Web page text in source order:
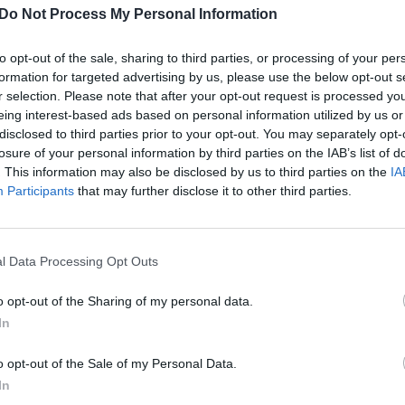
Do Not Process My Personal Information
opt-out of the sale, sharing to third parties, or processing of your
for targeted advertising by us, please use the below opt-out
selection. Please note that after your opt-out request is processed
interest-based ads based on personal information utilized by us
to third parties prior to your opt-out. You may separately
of your personal information by third parties on the IAB’s list of
This information may also be disclosed by us to third parties on the
Participants that may further disclose it to other third parties.
Data Processing Opt Outs
opt-out of the Sharing of my personal data.
opt-out of the Sale of my Personal Data.
metu Italijos užsienio reikalų ministras Antonio
kibernetinę ataką, nukreiptą prieš šią
operacija buvo ruošiama. Kibernetinis
darbu“, – teigė ministras.
atakos kilmę, A. Tajani pareiškė, kad ją įvykdė